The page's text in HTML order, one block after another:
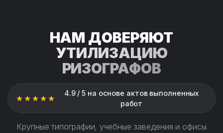
НАМ ДОВЕРЯЮТ
УТИЛИЗАЦИЮ
РИЗОГРАФОВ
★★★★★
4.9 / 5 на основе актов выполненных
работ
Крупные типографии, учебные заведения и офисы